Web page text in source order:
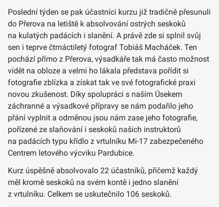
Poslední týden se pak účastníci kurzu již tradičně přesunuli
do Přerova na letiště k absolvování ostrých seskoků
na kulatých padácích i slanění. A právě zde si splnil svůj
sen i teprve čtrnáctiletý fotograf Tobiáš Macháček. Ten
pochází přímo z Přerova, výsadkáře tak má často možnost
vidět na obloze a velmi ho lákala představa pořídit si
fotografie zblízka a získat tak ve své fotografické praxi
novou zkušenost. Díky spolupráci s naším Úsekem
záchranné a výsadkové přípravy se nám podařilo jeho
přání vyplnit a odměnou jsou nám zase jeho fotografie,
pořízené ze slaňování i seskoků našich instruktorů
na padácích typu křídlo z vrtulníku Mi-17 zabezpečeného
Centrem letového výcviku Pardubice.
Kurz úspěšně absolvovalo 22 účastníků, přičemž každý
měl kromě seskoků na svém kontě i jedno slanění
z vrtulníku. Celkem se uskutečnilo 106 seskoků.